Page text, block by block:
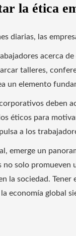
la ética
diarias, las
acerca
talleres,
un elemento
deben
éticos para
a los
emerge un
no solo
la sociedad.
economía global